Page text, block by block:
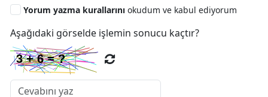
Yorum yazma kurallarını okudum ve kabul ediyorum
Aşağıdaki görselde işlemin sonucu kaçtır?